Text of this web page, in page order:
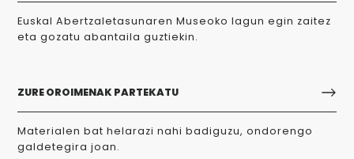
Euskal Abertzaletasunaren Museoko lagun egin zaitez
eta gozatu abantaila guztiekin.
ZURE OROIMENAK PARTEKATU
Materialen bat helarazi nahi badiguzu, ondorengo
galdetegira joan.